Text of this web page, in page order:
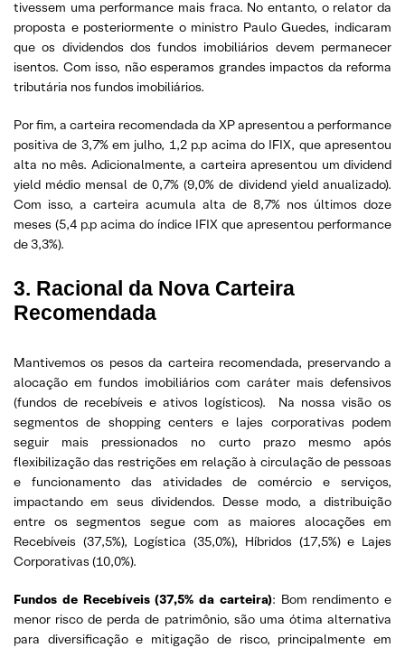
tivessem uma performance mais fraca. No entanto, o relator da
proposta e posteriormente o ministro Paulo Guedes, indicaram
que os dividendos dos fundos imobiliários devem permanecer
isentos. Com isso, não esperamos grandes impactos da reforma
tributária nos fundos imobiliários.
Por fim, a carteira recomendada da XP apresentou a performance
positiva de 3,7% em julho, 1,2 p.p acima do IFIX, que apresentou
alta no mês. Adicionalmente, a carteira apresentou um dividend
yield médio mensal de 0,7% (9,0% de dividend yield anualizado).
Com isso, a carteira acumula alta de 8,7% nos últimos doze
meses (5,4 p.p acima do índice IFIX que apresentou performance
de 3,3%).
3. Racional da Nova Carteira
Recomendada
Mantivemos os pesos da carteira recomendada, preservando a
alocação em fundos imobiliários com caráter mais defensivos
(fundos de recebíveis e ativos logísticos). Na nossa visão os
segmentos de shopping centers e lajes corporativas podem
seguir mais pressionados no curto prazo mesmo após
flexibilização das restrições em relação à circulação de pessoas
e funcionamento das atividades de comércio e serviços,
impactando em seus dividendos. Desse modo, a distribuição
entre os segmentos segue com as maiores alocações em
Recebíveis (37,5%), Logística (35,0%), Híbridos (17,5%) e Lajes
Corporativas (10,0%).
Fundos de Recebíveis (37,5% da carteira): Bom rendimento e
menor risco de perda de patrimônio, são uma ótima alternativa
para diversificação e mitigação de risco, principalmente em